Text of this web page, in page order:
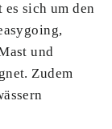
sich um den
und
Zudem